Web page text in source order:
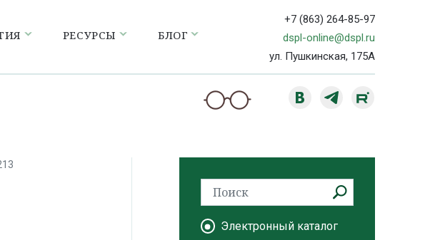
РЕСУРСЫ БЛОГ
+7 (863) 264-85-97
dspl-online@dspl.ru
ул. Пушкинская, 175А
Электронный каталог